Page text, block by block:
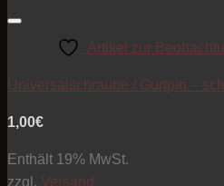
Artikel zur
Universalschraube / Gurtpin –
1,00€
Enthält 19% MwSt.
zzgl. Versand